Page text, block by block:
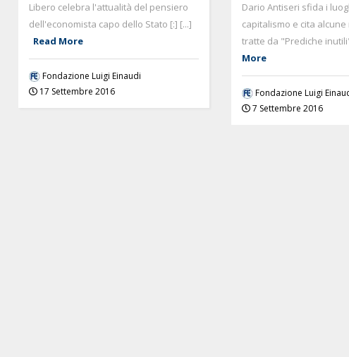
Libero celebra l'attualità del pensiero
dell'economista capo dello Stato [:] [...]
Read More
Fondazione Luigi Einaudi
17 Settembre 2016
Dario Antiseri sfida i
capitalismo e cita
tratte da "Prediche
More
Fondazione Luigi
7 Settembre 2016